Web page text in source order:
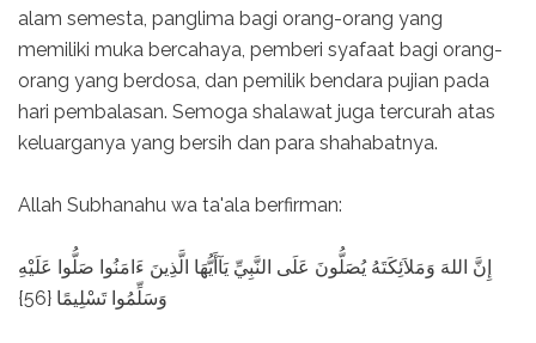
alam semesta, panglima bagi orang-orang yang
memiliki muka bercahaya, pemberi syafaat bagi orang-
orang yang berdosa, dan pemilik bendara pujian pada
hari pembalasan. Semoga shalawat juga tercurah atas
keluarganya yang bersih dan para shahabatnya.
Allah Subhanahu wa ta'ala berfirman:
إِنَّ اللهَ وَمَلاَئِكَتَهُ يُصَلُّونَ عَلَى النَّبِيِّ يَآأَيُّهَا الَّذِينَ ءَامَنُوا صَلُّوا عَلَيْهِ
وَسَلِّمُوا تَسْلِيمًا {56}